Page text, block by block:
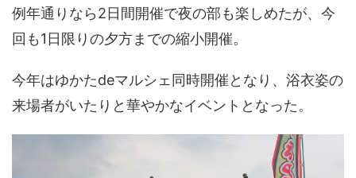
例年通りなら2日間開催で夜の部も楽しめたが、今
回も1日限りの夕方までの縮小開催。
今年はゆかたdeマルシェ同時開催となり、浴衣姿の
来場者がいたりと華やかなイベントとなった。